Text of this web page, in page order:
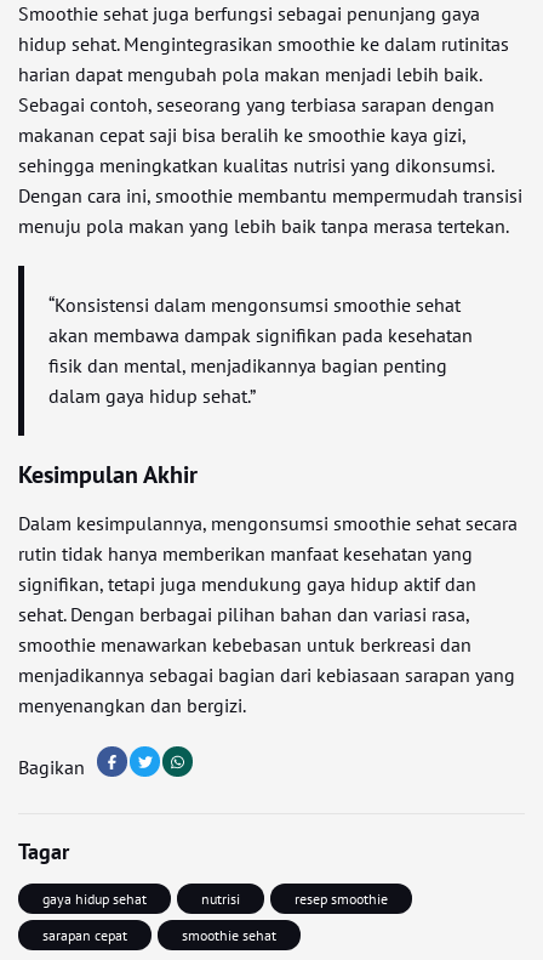
Smoothie sehat juga berfungsi sebagai penunjang gaya
hidup sehat. Mengintegrasikan smoothie ke dalam rutinitas
harian dapat mengubah pola makan menjadi lebih baik.
Sebagai contoh, seseorang yang terbiasa sarapan dengan
makanan cepat saji bisa beralih ke smoothie kaya gizi,
sehingga meningkatkan kualitas nutrisi yang dikonsumsi.
Dengan cara ini, smoothie membantu mempermudah transisi
menuju pola makan yang lebih baik tanpa merasa tertekan.
“Konsistensi dalam mengonsumsi smoothie sehat
akan membawa dampak signifikan pada kesehatan
fisik dan mental, menjadikannya bagian penting
dalam gaya hidup sehat.”
Kesimpulan Akhir
Dalam kesimpulannya, mengonsumsi smoothie sehat secara
rutin tidak hanya memberikan manfaat kesehatan yang
signifikan, tetapi juga mendukung gaya hidup aktif dan
sehat. Dengan berbagai pilihan bahan dan variasi rasa,
smoothie menawarkan kebebasan untuk berkreasi dan
menjadikannya sebagai bagian dari kebiasaan sarapan yang
menyenangkan dan bergizi.
Bagikan
Tagar
gaya hidup sehat nutrisi
resep smoothie
sarapan cepat
smoothie sehat